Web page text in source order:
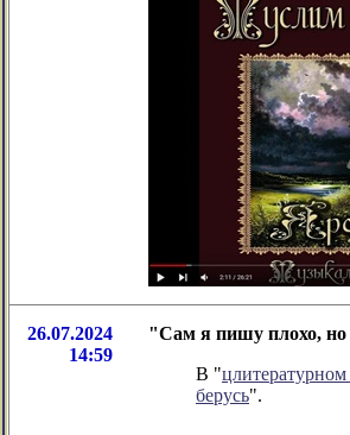
26.07.2024
14:59
"Сам я пишу плохо, но
В "
берусь".